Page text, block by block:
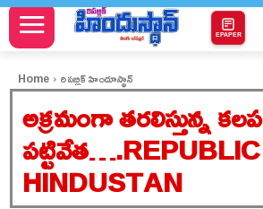
EPAPER
Home రిపబ్లిక్ హిందూస్థాన్
అక్రమంగా తరలిస్తున్న కలప
పట్టివేత….REPUBLIC
HINDUSTAN